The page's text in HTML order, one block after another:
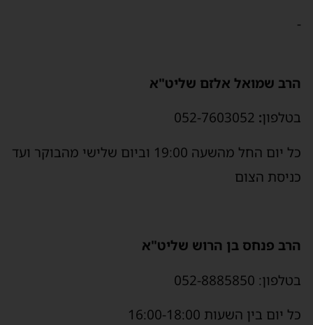
-
הרב שמואל אלזם שליט"א
בטלפון:
052-7603052
כל יום החל מהשעה 19:00 וביום שלישי מהבוקר ועד
כניסת הצום
הרב פנחס בן הרוש שליט"א
בטלפון: 052-8885850
כל יום בין השעות 16:00-18:00